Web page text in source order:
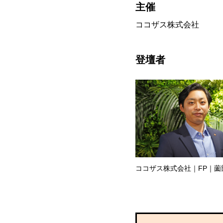
主催
ココザス株式会社
登壇者
ココザス株式会社｜FP｜薗